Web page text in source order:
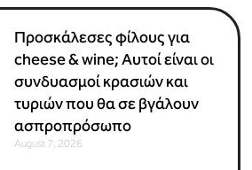
Προσκάλεσες φίλους για
cheese & wine; Αυτοί είναι οι
συνδυασμοί κρασιών και
τυριών που θα σε βγάλουν
ασπροπρόσωπο
August 7, 2026